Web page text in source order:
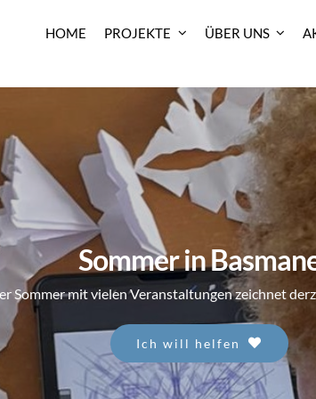
HOME PROJEKTE ÜBER UNS
Sommer in
Sommer mit vielen Veranstaltungen zeichnet
Ich will helfen